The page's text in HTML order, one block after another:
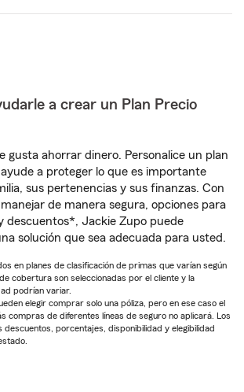
a crear un Plan Precio
gusta ahorrar dinero. Personalice un plan
a proteger lo que es importante
sus pertenencias y sus finanzas. Con
de manera segura, opciones para
descuentos*, Jackie Zupo puede
solución que sea adecuada para usted.
en planes de clasificación de primas que varían según
cobertura son seleccionadas por el cliente y la
podrían variar.
elegir comprar solo una póliza, pero en ese caso el
compras de diferentes líneas de seguro no aplicará. Los
porcentajes, disponibilidad y elegibilidad